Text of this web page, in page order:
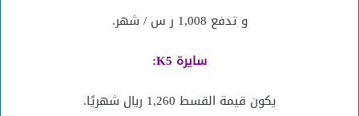
و تدفع 1,008 ر س / شهر.
سايرة K5:
يكون قيمة القسط 1,260 ريال شهريًا.